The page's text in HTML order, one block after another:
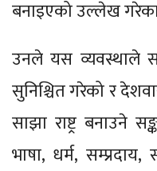
बनाइएको उल्लेख
उनले यस व्यवस्थाले
सुनिश्चित गरेको र
साझा राष्ट्र बनाउने
भाषा, धर्म,